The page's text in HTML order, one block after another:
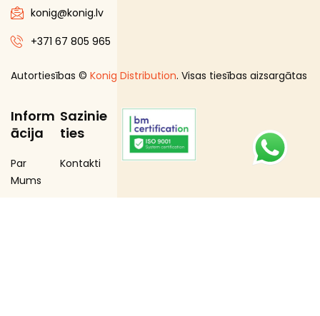
konig@konig.lv
+371 67 805 965
Autortiesības © Konig Distribution. Visas tiesības aizsargātas
Inform
ācija
Par
Mums
Sazinie
ties
Kontakti